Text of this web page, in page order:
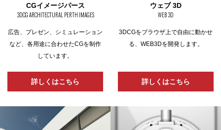
CGイメージパース
3DCG ARCHITECTURAL PERTH IMAGES
広告、プレゼン、シミュレーション
など、 各用途に合わせたCGを制作
しています。
詳しくはこちら
ウェブ 3D
WEB 3D
3DCGをブラウザ上で自由に動かせ
る、 WEB3Dを開発します。
詳しくはこちら